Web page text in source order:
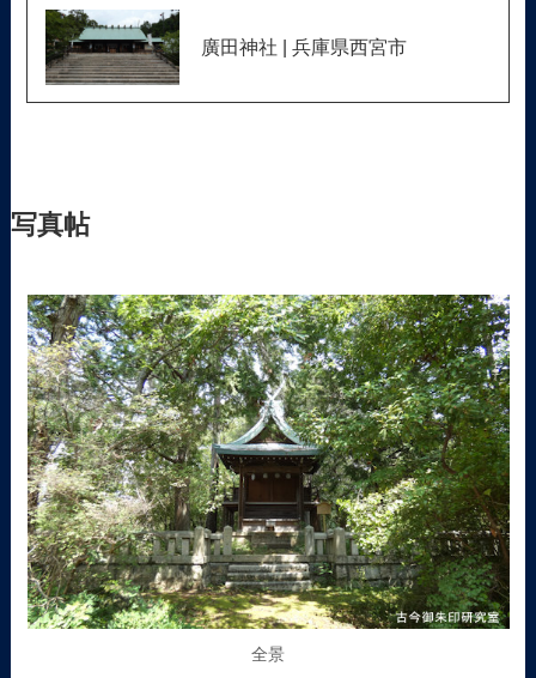
廣田神社 | 兵庫県西宮市
写真帖
全景